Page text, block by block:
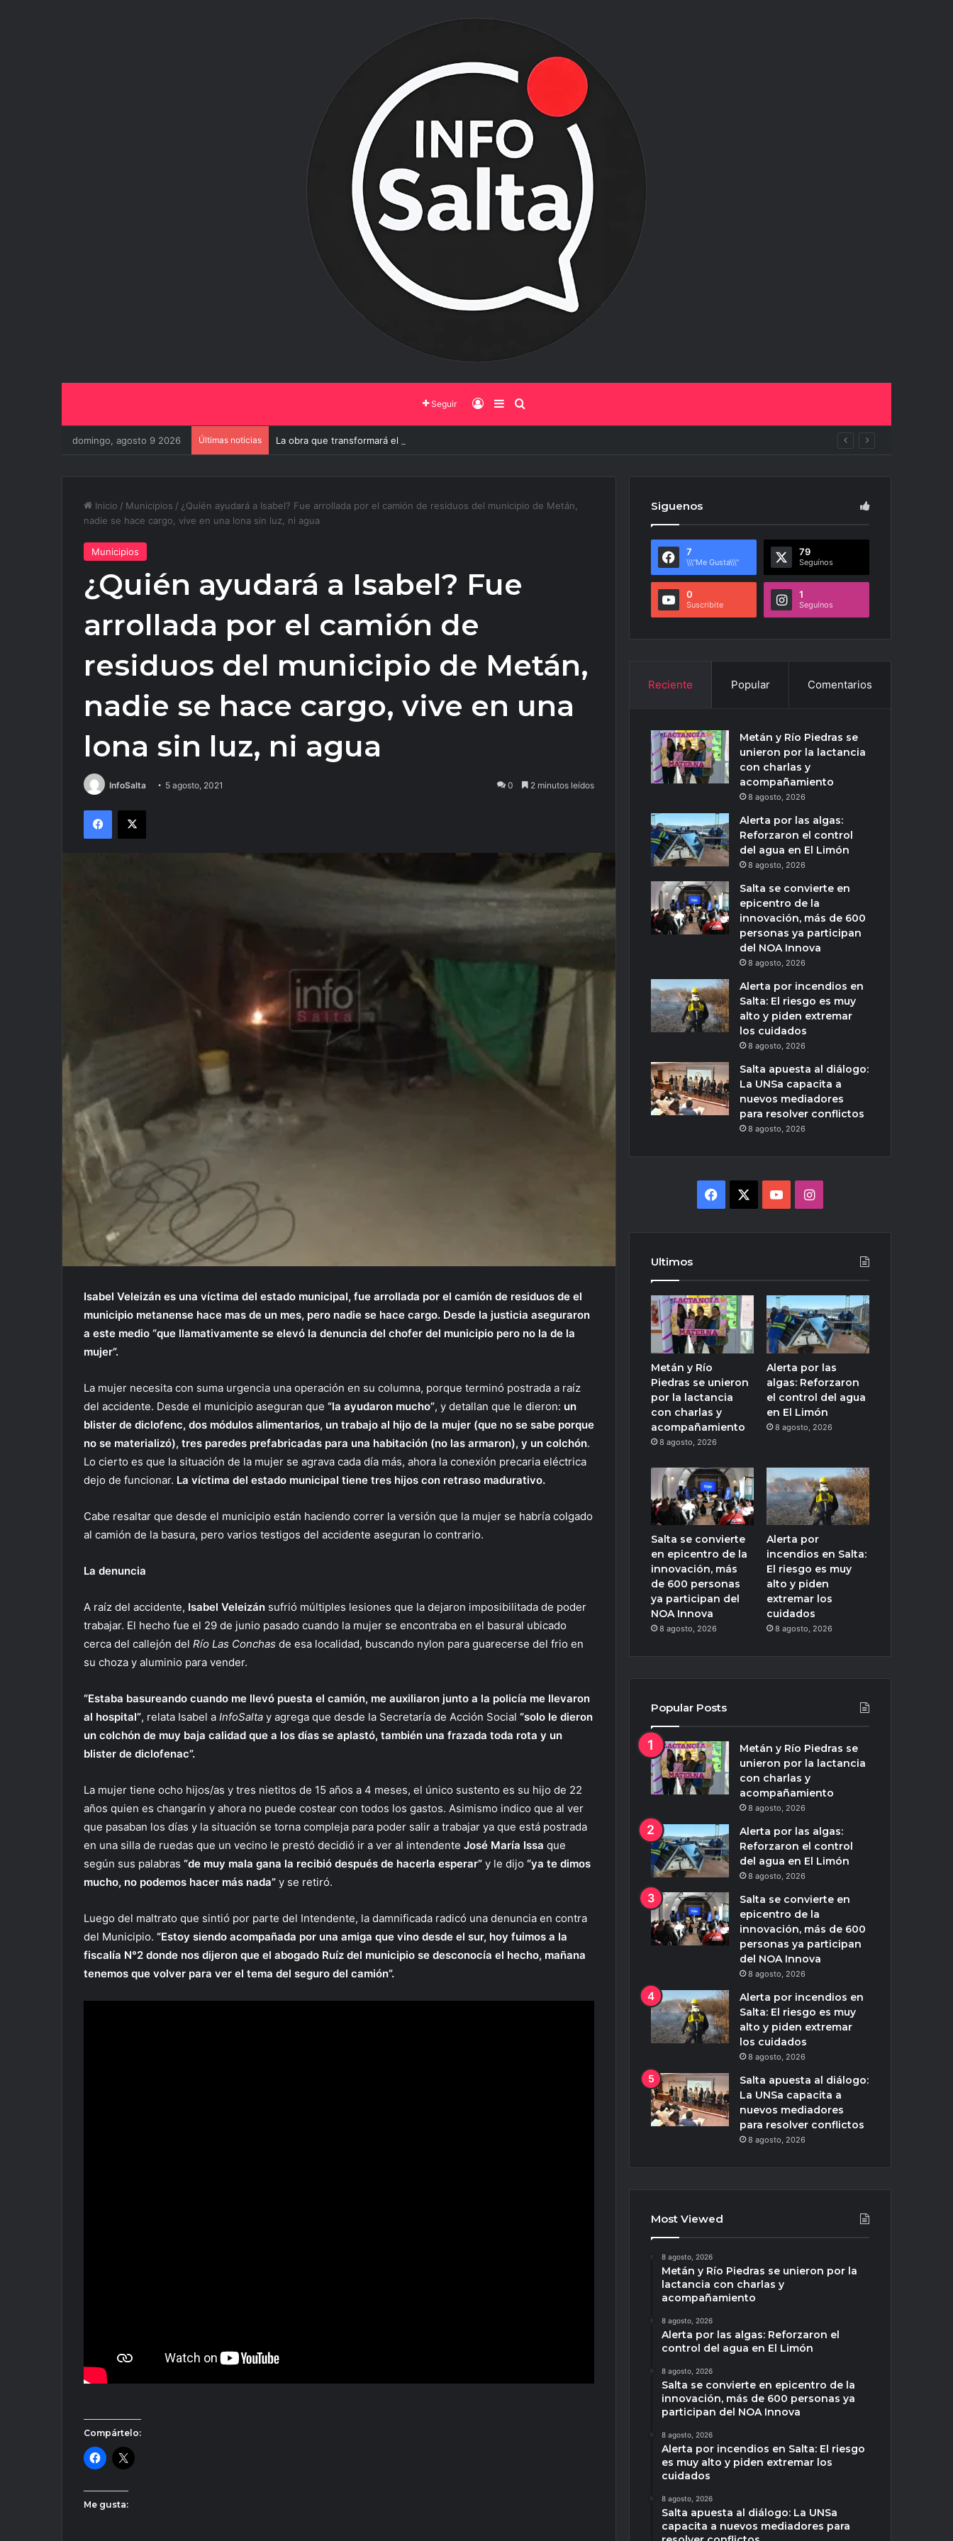
Seguir Iniciar Sesión
Barra Lateral
domingo, agosto 9 2026 Últimas noticias La obra que transformará el ingreso a Vaqueros entra en su etapa decisiva
Inicio / Municipios / ¿Quién ayudará a Isabel? Fue arrollada por el camión de residuos del municipio de Metán,
nadie se hace cargo, vive en una lona sin luz, ni agua
Municipios
¿Quién ayudará a Isabel? Fue
arrollada por el camión de
residuos del municipio de Metán,
nadie se hace cargo, vive en una
lona sin luz, ni agua
InfoSalta 5 agosto, 2021 0 2 minutos leídos
Facebook
X
Isabel Veleizán es una víctima del estado municipal, fue arrollada por el camión de residuos de el
municipio metanense hace mas de un mes, pero nadie se hace cargo. Desde la justicia aseguraron
a este medio “que llamativamente se elevó la denuncia del chofer del municipio pero no la de la
mujer”.
La mujer necesita con suma urgencia una operación en su columna, porque terminó postrada a raíz
del accidente. Desde el municipio aseguran que “la ayudaron mucho”, y detallan que le dieron: un
blister de diclofenc, dos módulos alimentarios, un trabajo al hijo de la mujer (que no se sabe porque
no se materializó), tres paredes prefabricadas para una habitación (no las armaron), y un colchón.
Lo cierto es que la situación de la mujer se agrava cada día más, ahora la conexión precaria eléctrica
dejo de funcionar. La víctima del estado municipal tiene tres hijos con retraso madurativo.
Cabe resaltar que desde el municipio están haciendo correr la versión que la mujer se habría colgado
al camión de la basura, pero varios testigos del accidente aseguran lo contrario.
La denuncia
A raíz del accidente, Isabel Veleizán sufrió múltiples lesiones que la dejaron imposibilitada de poder
trabajar. El hecho fue el 29 de junio pasado cuando la mujer se encontraba en el basural ubicado
cerca del callejón del Río Las Conchas de esa localidad, buscando nylon para guarecerse del frio en
su choza y aluminio para vender.
“Estaba basureando cuando me llevó puesta el camión, me auxiliaron junto a la policía me llevaron
al hospital”, relata Isabel a InfoSalta y agrega que desde la Secretaría de Acción Social “solo le dieron
un colchón de muy baja calidad que a los días se aplastó, también una frazada toda rota y un
blister de diclofenac”.
La mujer tiene ocho hijos/as y tres nietitos de 15 años a 4 meses, el único sustento es su hijo de 22
años quien es changarín y ahora no puede costear con todos los gastos. Asimismo indico que al ver
que pasaban los días y la situación se torna compleja para poder salir a trabajar ya que está postrada
en una silla de ruedas que un vecino le prestó decidió ir a ver al intendente José María Issa que
según sus palabras “de muy mala gana la recibió después de hacerla esperar” y le dijo “ya te dimos
mucho, no podemos hacer más nada” y se retiró.
Luego del maltrato que sintió por parte del Intendente, la damnificada radicó una denuncia en contra
del Municipio. “Estoy siendo acompañada por una amiga que vino desde el sur, hoy fuimos a la
fiscalía N°2 donde nos dijeron que el abogado Ruíz del municipio se desconocía el hecho, mañana
tenemos que volver para ver el tema del seguro del camión”.
Compártelo:
Me gusta:
Siguenos
7
\\\"Me Gusta\\\"
79
Seguínos
0
Suscribite
1
Seguínos
Reciente Popular Comentarios
Metán y Río Piedras se
unieron por la lactancia
con charlas y
acompañamiento
8 agosto, 2026
Alerta por las algas:
Reforzaron el control
del agua en El Limón
8 agosto, 2026
Salta se convierte en
epicentro de la
innovación, más de 600
personas ya participan
del NOA Innova
8 agosto, 2026
Alerta por incendios en
Salta: El riesgo es muy
alto y piden extremar
los cuidados
8 agosto, 2026
Salta apuesta al diálogo:
La UNSa capacita a
nuevos mediadores
para resolver conflictos
8 agosto, 2026
Facebook YouTubeInstagram
Ultimos
Metán y Río
Piedras se unieron
por la lactancia
con charlas y
acompañamiento
8 agosto, 2026
Alerta por las
algas: Reforzaron
el control del agua
en El Limón
8 agosto, 2026
Salta se convierte
en epicentro de la
innovación, más
de 600 personas
ya participan del
NOA Innova
8 agosto, 2026
Alerta por
incendios en Salta:
El riesgo es muy
alto y piden
extremar los
cuidados
8 agosto, 2026
Popular Posts
Metán y Río Piedras se
unieron por la lactancia
con charlas y
acompañamiento
8 agosto, 2026
Alerta por las algas:
Reforzaron el control
del agua en El Limón
8 agosto, 2026
Salta se convierte en
epicentro de la
innovación, más de 600
personas ya participan
del NOA Innova
8 agosto, 2026
Alerta por incendios en
Salta: El riesgo es muy
alto y piden extremar
los cuidados
8 agosto, 2026
Salta apuesta al diálogo:
La UNSa capacita a
nuevos mediadores
para resolver conflictos
8 agosto, 2026
Most Viewed
8 agosto, 2026
Metán y Río Piedras se unieron por la
lactancia con charlas y
acompañamiento
8 agosto, 2026
Alerta por las algas: Reforzaron el
control del agua en El Limón
8 agosto, 2026
Salta se convierte en epicentro de la
innovación, más de 600 personas ya
participan del NOA Innova
8 agosto, 2026
Alerta por incendios en Salta: El riesgo
es muy alto y piden extremar los
cuidados
8 agosto, 2026
Salta apuesta al diálogo: La UNSa
capacita a nuevos mediadores para